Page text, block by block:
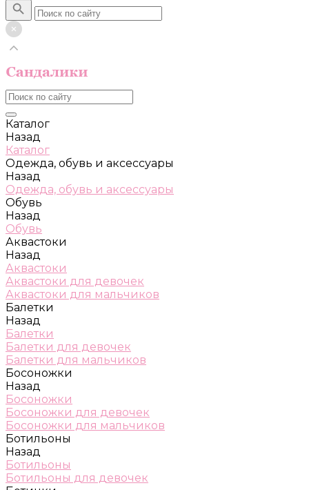
Каталог
Назад
Каталог
Одежда, обувь и аксессуары
Назад
Одежда, обувь и аксессуары
Обувь
Назад
Обувь
Аквастоки
Назад
Аквастоки
Аквастоки для девочек
Аквастоки для мальчиков
Балетки
Назад
Балетки
Балетки для девочек
Балетки для мальчиков
Босоножки
Назад
Босоножки
Босоножки для девочек
Босоножки для мальчиков
Ботильоны
Назад
Ботильоны
Ботильоны для девочек